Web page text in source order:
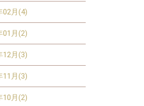
02月(4)
01月(2)
12月(3)
11月(3)
10月(2)